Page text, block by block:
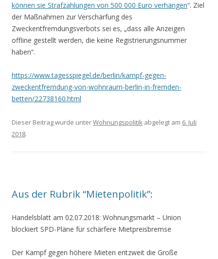
können sie Strafzahlungen von 500 000 Euro verhängen“. Ziel
der Maßnahmen zur Verschärfung des
Zweckentfremdungsverbots sei es, „dass alle Anzeigen
offline gestellt werden, die keine Registrierungsnummer
haben“.
https://www.tagesspiegel.de/berlin/kampf-gegen-
zweckentfremdung-von-wohnraum-berlin-in-fremden-
betten/22738160.html
Dieser Beitrag wurde unterWohnungspolitik abgelegt am 6. Juli
2018.
Aus der Rubrik “Mietenpolitik”:
Handelsblatt am 02.07.2018: Wohnungsmarkt – Union
blockiert SPD-Pläne für schärfere Mietpreisbremse
Der Kampf gegen höhere Mieten entzweit die Große